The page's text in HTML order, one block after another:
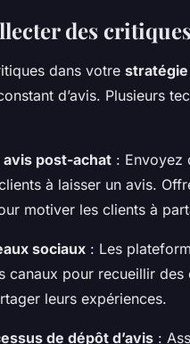
des
dans votre
d’avis. Plusieurs
post-achat : Envoyez
à laisser un avis.
motiver les clients à
sociaux : Les
canaux pour recueillir
leurs expériences.
de dépôt d’avis :